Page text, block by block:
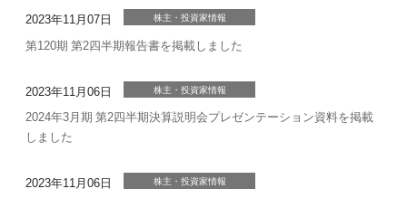
2023年11月07日 株主・投資家情報
第120期 第2四半期報告書を掲載しました
2023年11月06日 株主・投資家情報
2024年3月期 第2四半期決算説明会プレゼンテーション資料を掲載
しました
2023年11月06日 株主・投資家情報